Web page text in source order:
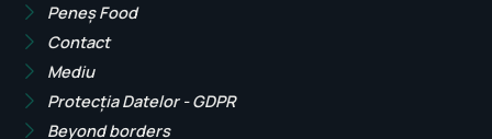
Peneș Food
Contact
Mediu
Protecția Datelor - GDPR
Beyond borders